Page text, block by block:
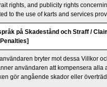
rights, and publicity rights
to the use of karts and services
på Skadestånd och Straff /
bryter mot dessa Villkor
användaren att kompensera alla
gör angående skador eller